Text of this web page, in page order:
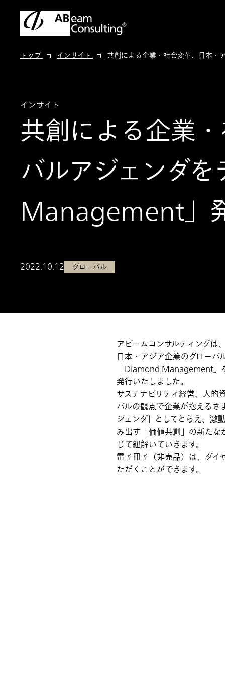
トップ インサイト 共創による企業・社会変革、日本
共創による企業
バルアジェンダ
Management」
インサイト
2022.10.12 グローバル
アビームコンサルティングは
日本・アジア企業のグローバ
「Diamond Management」
発行いたしました。
サステナビリティ経営、人的
バルの観点で企業が抱えるさ
ジェンダ」としてとらえ、激
み出す「価値共創」の新た
じて紐解いていきます。
電子冊子（非売品）は、ダイ
ただくことができます。